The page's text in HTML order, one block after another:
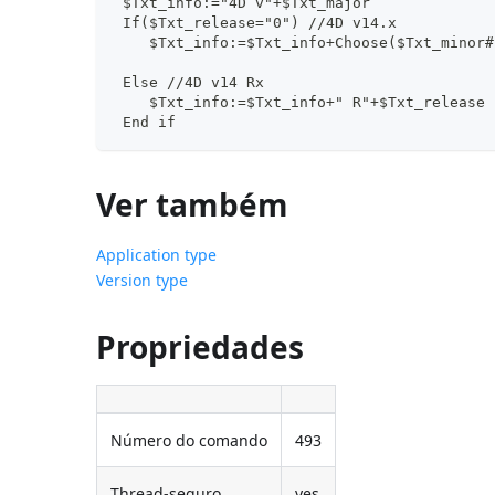
If($Txt_release="0") //4D v14.x
Else //4D v14 Rx
$Txt_info:=$Txt_info+" R"+$Txt_release
End if
Ver também
Application type
Version type
Propriedades
Número do comando 493